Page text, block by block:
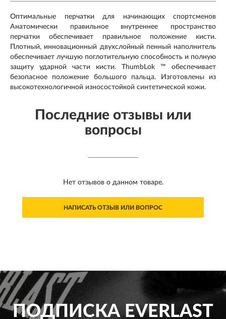
Оптимальные перчатки для начинающих спортсменов
Анатомически правильное внутреннее пространство
перчатки обеспечивает правильное положение кисти.
Плотный, инновационный двухслойный пенный наполнитель
обеспечивает лучшую поглотительную способность и полную
защиту ударной части кисти. ThumbLok ™ обеспечивает
безопасное положение большого пальца. Изготовлены из
высокотехнологичной износостойкой синтетической кожи.
Последние отзывы или
вопросы
Нет отзывов о данном товаре.
НАПИСАТЬ ОТЗЫВ ИЛИ ВОПРОС
ПОДПИСКАEVERLAST